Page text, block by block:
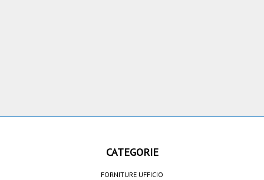
CATEGORIE
FORNITURE UFFICIO